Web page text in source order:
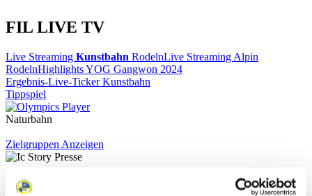
FIL LIVE TV
Live Streaming Kunstbahn RodelnLive Streaming Alpin
RodelnHighlights YOG Gangwon 2024
Ergebnis-Live-Ticker Kunstbahn
Tippspiel
Naturbahn
Zielgruppen Anzeigen
Für Presse- und Medienvertreter